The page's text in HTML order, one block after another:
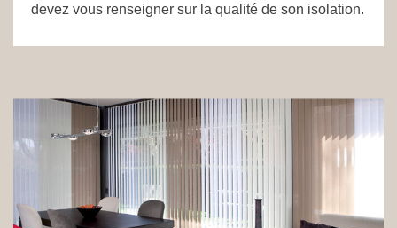
devez vous renseigner sur la qualité de son isolation.